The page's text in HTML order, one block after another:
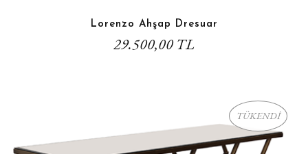
Lorenzo Ahşap Dresuar
29.500,00 TL
TÜKENDİ